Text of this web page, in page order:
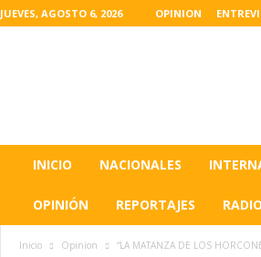
JUEVES, AGOSTO 6, 2026 OPINION
INICIO NACIONALES
OPINIÓN REPORTAJES
Inicio Opinion “LA MATANZA DE LOS